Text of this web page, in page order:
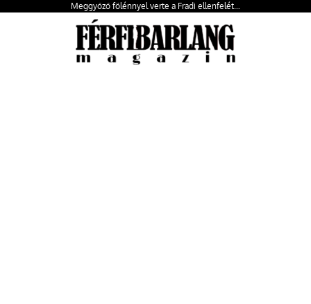
Meggyőző fölénnyel verte a Fradi ellenfelét…